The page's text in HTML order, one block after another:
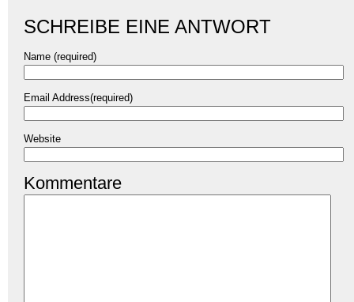
SCHREIBE EINE ANTWORT
Name (required)
Email Address(required)
Website
Kommentare